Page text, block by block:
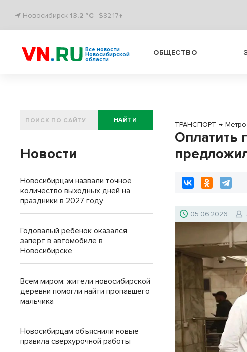
Новосибирск 13.2 °C $82.17↑
Все новости
Новосибирской
области
ОБЩЕСТВО
ТРАНСПОРТ → Метро
Оплатить
05.06.2026
НАЙТИ
Новости
Новосибирцам назвали точное
количество выходных дней на
праздники в 2027 году
Годовалый ребёнок оказался
заперт в автомобиле в
Новосибирске
Всем миром: жители новосибирской
деревни помогли найти пропавшего
мальчика
Новосибирцам объяснили новые
правила сверхурочной работы